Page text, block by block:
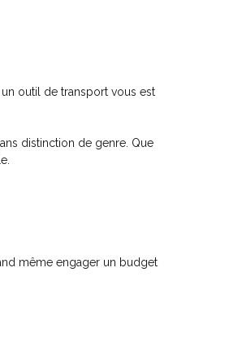
outil de transport vous est
distinction de genre. Que
même engager un budget